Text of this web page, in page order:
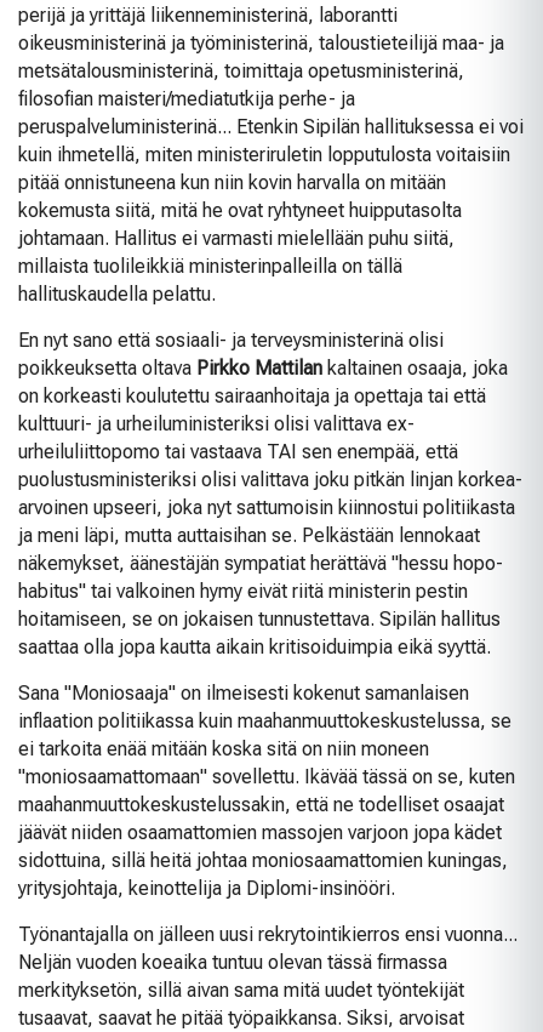
perijä ja yrittäjä liikenneministerinä, laborantti
oikeusministerinä ja työministerinä, taloustieteilijä maa- ja
metsätalousministerinä, toimittaja opetusministerinä,
filosofian maisteri/mediatutkija perhe- ja
peruspalveluministerinä... Etenkin Sipilän hallituksessa ei voi
kuin ihmetellä, miten ministeriruletin lopputulosta voitaisiin
pitää onnistuneena kun niin kovin harvalla on mitään
kokemusta siitä, mitä he ovat ryhtyneet huipputasolta
johtamaan. Hallitus ei varmasti mielellään puhu siitä,
millaista tuolileikkiä ministerinpalleilla on tällä
hallituskaudella pelattu.
En nyt sano että sosiaali- ja terveysministerinä olisi
poikkeuksetta oltava Pirkko Mattilan kaltainen osaaja, joka
on korkeasti koulutettu sairaanhoitaja ja opettaja tai että
kulttuuri- ja urheiluministeriksi olisi valittava ex-
urheiluliittopomo tai vastaava TAI sen enempää, että
puolustusministeriksi olisi valittava joku pitkän linjan korkea-
arvoinen upseeri, joka nyt sattumoisin kiinnostui politiikasta
ja meni läpi, mutta auttaisihan se. Pelkästään lennokaat
näkemykset, äänestäjän sympatiat herättävä "hessu hopo-
habitus" tai valkoinen hymy eivät riitä ministerin pestin
hoitamiseen, se on jokaisen tunnustettava. Sipilän hallitus
saattaa olla jopa kautta aikain kritisoiduimpia eikä syyttä.
Sana "Moniosaaja" on ilmeisesti kokenut samanlaisen
inflaation politiikassa kuin maahanmuuttokeskustelussa, se
ei tarkoita enää mitään koska sitä on niin moneen
"moniosaamattomaan" sovellettu. Ikävää tässä on se, kuten
maahanmuuttokeskustelussakin, että ne todelliset osaajat
jäävät niiden osaamattomien massojen varjoon jopa kädet
sidottuina, sillä heitä johtaa moniosaamattomien kuningas,
yritysjohtaja, keinottelija ja Diplomi-insinööri.
Työnantajalla on jälleen uusi rekrytointikierros ensi vuonna...
Neljän vuoden koeaika tuntuu olevan tässä firmassa
merkityksetön, sillä aivan sama mitä uudet työntekijät
tusaavat, saavat he pitää työpaikkansa. Siksi, arvoisat